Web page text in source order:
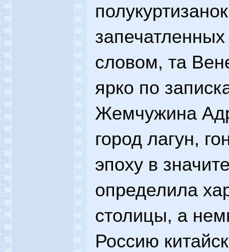
словом, та
ярко по
Жемчужина
город лагун,
эпоху в
определила
столицы, а
Россию